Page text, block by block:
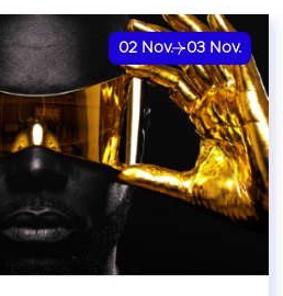
02 Nov. 03 Nov.